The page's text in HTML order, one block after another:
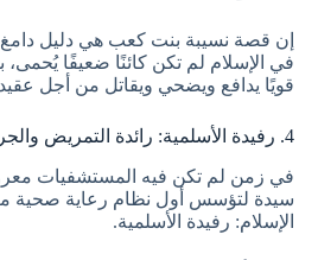
إن قصة نسيبة بنت كعب هي دليل دامغ
في الإسلام لم تكن كائنًا ضعيفًا
قويًا يدافع ويضحي ويقاتل من أجل
4. رفيدة الأسلمية: رائدة التمريض والجراحة الميدانية
في زمن لم تكن فيه المستشفيات
سيدة لتؤسس أول نظام رعاية صحية
الإسلام: رفيدة الأسلمية.